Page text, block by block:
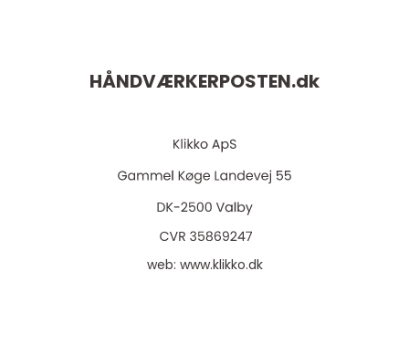
HÅNDVÆRKERPOSTEN.dk
web: www.klikko.dk